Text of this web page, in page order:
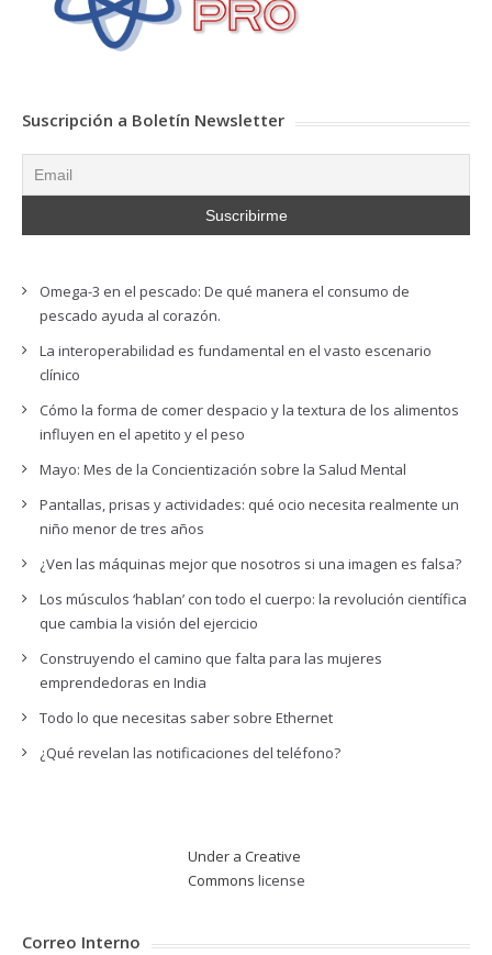
Suscripción a Boletín Newsletter
Omega-3 en el pescado: De qué manera el consumo de
pescado ayuda al corazón.
La interoperabilidad es fundamental en el vasto escenario
clínico
Cómo la forma de comer despacio y la textura de los alimentos
influyen en el apetito y el peso
Mayo: Mes de la Concientización sobre la Salud Mental
Pantallas, prisas y actividades: qué ocio necesita realmente un
niño menor de tres años
¿Ven las máquinas mejor que nosotros si una imagen es falsa?
Los músculos ‘hablan’ con todo el cuerpo: la revolución científica
que cambia la visión del ejercicio
Construyendo el camino que falta para las mujeres
emprendedoras en India
Todo lo que necesitas saber sobre Ethernet
¿Qué revelan las notificaciones del teléfono?
Under a Creative
Commons license
Correo Interno